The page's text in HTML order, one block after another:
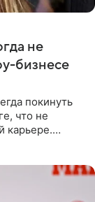
не
бизнесе
покинуть
что не
карьере.